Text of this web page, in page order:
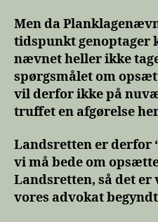
Men da
tidspunkt genoptager
nævnet heller ikke
spørgsmålet om
vil derfor ikke på
truffet en afgørelse
Landsretten er derfor
vi må bede om
Landsretten, så det er
vores advokat